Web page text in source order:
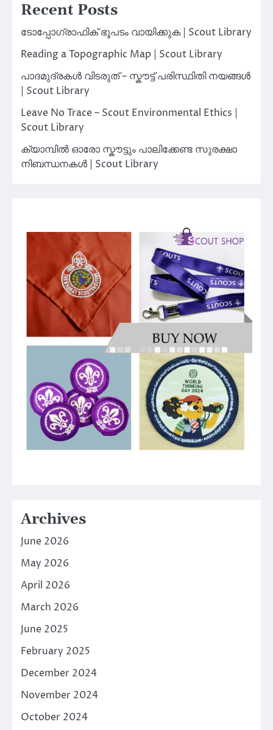
Recent Posts
ടോപ്പോഗ്രാഫിക് ഭൂപടം വായിക്കുക | Scout Library
Reading a Topographic Map | Scout Library
പാദമുദ്രകൾ വിടരുത് – സ്കൗട്ട് പരിസ്ഥിതി നയങ്ങൾ
| Scout Library
Leave No Trace – Scout Environmental Ethics |
Scout Library
ക്യാമ്പിൽ ഓരോ സ്കൗട്ടും പാലിക്കേണ്ട സുരക്ഷാ
നിബന്ധനകൾ | Scout Library
Archives
June 2026
May 2026
April 2026
March 2026
June 2025
February 2025
December 2024
November 2024
October 2024